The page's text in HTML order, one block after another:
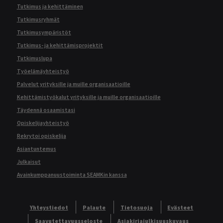
Tutkimus ja kehittäminen
Tutkimusryhmät
Tutkimusympäristöt
Tutkimus- ja kehittämisprojektit
Tutkimuslupa
Työelämäyhteistyö
Palvelut yrityksille ja muille organisaatioille
Kehittämistyökalut yrityksille ja muille organisaatioille
Täydennä osaamistasi
Opiskelijayhteistyö
Rekrytoi opiskelija
Asiantuntemus
Julkaisut
Avainkumppanuustoiminta SEAMKin kanssa
Yhteystiedot Palaute Tietosuoja
Evästeet
Saavutettavuusseloste
Asiakirjajulkisuuskuvaus